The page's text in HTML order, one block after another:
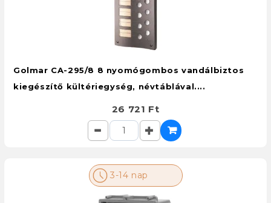
Golmar CA-295/8 8 nyomógombos vandálbiztos
kiegészítő kültériegység, névtáblával....
26 721 Ft
3-14 nap